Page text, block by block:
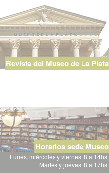
Revista del Museo de La Plata
Horarios sede Museo
Lunes, miércoles y viernes: 8 a 14hs.
Martes y jueves: 8 a 17hs.